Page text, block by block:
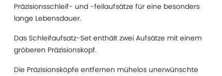
Präzisionsschleif- und -feilaufsätze für eine besonders
lange Lebensdauer.
Das Schleifaufsatz-Set enthält zwei Aufsätze mit einem
gröberen Präzisionskopf.
Die Präzisionsköpfe entfernen mühelos unerwünschte